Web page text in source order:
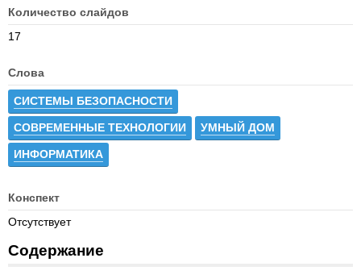
Количество слайдов
17
Слова
СИСТЕМЫ БЕЗОПАСНОСТИ
СОВРЕМЕННЫЕ ТЕХНОЛОГИИ УМНЫЙ ДОМ
ИНФОРМАТИКА
Конспект
Отсутствует
Содержание